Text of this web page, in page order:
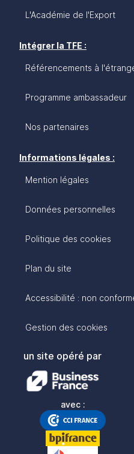
L'Académie de l'Export
Intégrer la TFE :
Référencements à
Programme ambassadeur
Nos partenaires
Informations légales :
Mention légales
Données personnelles
Politique des cookies
Plan du site
Accessibilité : non
Gestion des cookies
un site opéré par
avec :